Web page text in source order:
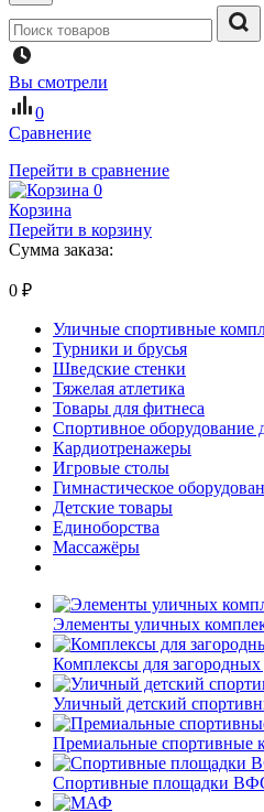
Вы смотрели
0
Сравнение
Перейти в сравнение
0
Корзина
Перейти в корзину
Сумма заказа:
0 ₽
Уличные спортивные
Турники и брусья
Шведские стенки
Тяжелая атлетика
Товары для фитнеса
Спортивное оборудование
Кардиотренажеры
Игровые столы
Гимнастическое
Детские товары
Единоборства
Массажёры
Элементы уличных
Комплексы для
Уличный детский
Премиальные спортивные
Спортивные площадки